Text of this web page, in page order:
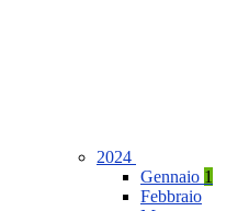
2024
Gennaio 1
Febbraio